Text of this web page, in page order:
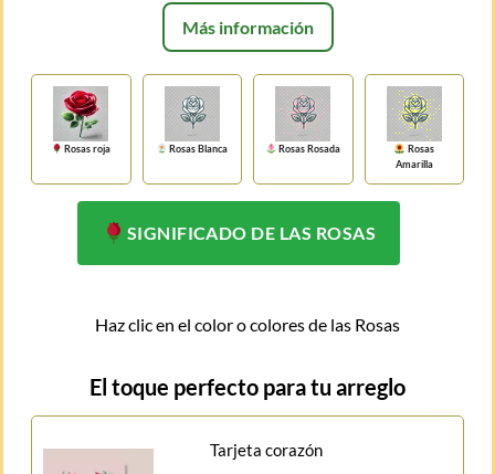
Más información
Rosas roja Rosas Blanca Rosas Rosada
Rosas
Amarilla
SIGNIFICADO DE LAS ROSAS
Haz clic en el color o colores de las Rosas
El toque perfecto para tu arreglo
Tarjeta corazón